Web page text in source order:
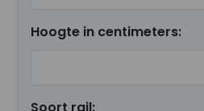
Hoogte in centimeters: